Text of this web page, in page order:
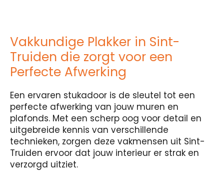
Vakkundige Plakker in Sint-
Truiden die zorgt voor een
Perfecte Afwerking
Een ervaren stukadoor is de sleutel tot een
perfecte afwerking van jouw muren en
plafonds. Met een scherp oog voor detail en
uitgebreide kennis van verschillende
technieken, zorgen deze vakmensen uit Sint-
Truiden ervoor dat jouw interieur er strak en
verzorgd uitziet.